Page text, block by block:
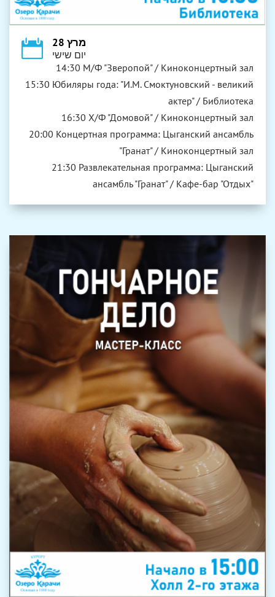
מרץ 28
יום שישי
14:30 М/Ф "Зверопой" / Киноконцертный зал
15:30 Юбиляры года: "И.М. Смоктуновский - великий
актер" / Библиотека
16:30 Х/Ф "Домовой" / Киноконцертный зал
20:00 Концертная программа: Цыганский ансамбль
"Гранат" / Киноконцертный зал
21:30 Развлекательная программа: Цыганский
ансамбль "Гранат" / Кафе-бар "Отдых"